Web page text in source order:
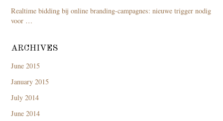
Realtime bidding bij online branding-campagnes: nieuwe trigger nodig
voor …
ARCHIVES
June 2015
January 2015
July 2014
June 2014